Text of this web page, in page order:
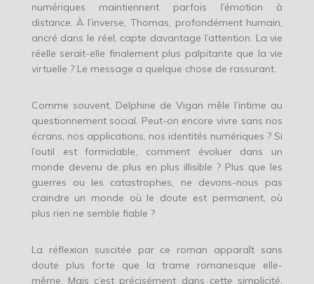
numériques maintiennent parfois l’émotion à
distance. À l’inverse, Thomas, profondément humain,
ancré dans le réel, capte davantage l’attention. La vie
réelle serait-elle finalement plus palpitante que la vie
virtuelle ? Le message a quelque chose de rassurant.
Comme souvent, Delphine de Vigan mêle l’intime au
questionnement social. Peut-on encore vivre sans nos
écrans, nos applications, nos identités numériques ? Si
l’outil est formidable, comment évoluer dans un
monde devenu de plus en plus illisible ? Plus que les
guerres ou les catastrophes, ne devons-nous pas
craindre un monde où le doute est permanent, où
plus rien ne semble fiable ?
La réflexion suscitée par ce roman apparaît sans
doute plus forte que la trame romanesque elle-
même. Mais c’est précisément dans cette simplicité,